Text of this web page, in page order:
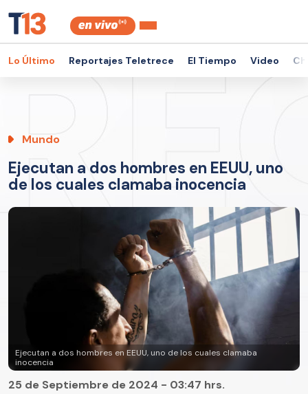
Lo Último Reportajes Teletrece El Tiempo Video
Mundo
Ejecutan a dos hombres en EEUU, uno
de los cuales clamaba inocencia
Ejecutan a dos hombres en EEUU, uno de los cuales clamaba
inocencia
25 de Septiembre de 2024 - 03:47 hrs.